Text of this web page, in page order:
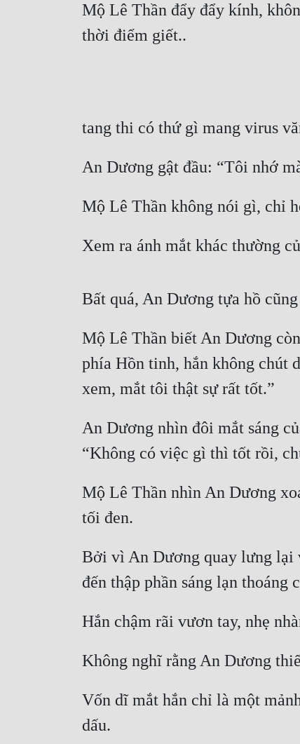
Mộ Lê Thần đẩy đẩy kính,
thời điểm giết..
tang thi có thứ gì mang virus
An Dương gật đầu: “Tôi nhớ
Mộ Lê Thần không nói gì, chỉ
Xem ra ánh mắt khác thường
Bất quá, An Dương tựa hồ
Mộ Lê Thần biết An Dương
phía Hồn tinh, hắn không chút
xem, mắt tôi thật sự rất tốt.”
An Dương nhìn đôi mắt sáng
“Không có việc gì thì tốt rồi,
Mộ Lê Thần nhìn An Dương
tối đen.
Bởi vì An Dương quay lưng lại
đến thập phần sáng lạn
Hắn chậm rãi vươn tay, nhẹ
Không nghĩ rằng An Dương
Vốn dĩ mắt hắn chỉ là một
dấu.